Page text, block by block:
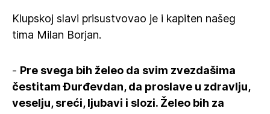
Klupskoj slavi prisustvovao je i kapiten našeg
tima Milan Borjan.
- Pre svega bih želeo da svim zvezdašima
čestitam Đurđevdan, da proslave u zdravlju,
veselju, sreći, ljubavi i slozi. Želeo bih za